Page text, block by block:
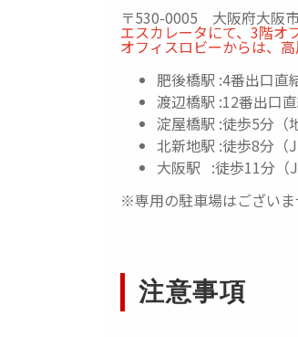
〒530-0005 大阪府大阪
エスカレータにて、3階オ
オフィスロビーからは、
肥後橋駅 :4番出口直
渡辺橋駅 :12番出口
淀屋橋駅 :徒歩5分（
北新地駅 :徒歩8分（
大阪駅 :徒歩11分（
※専用の駐車場はございま
注意事項